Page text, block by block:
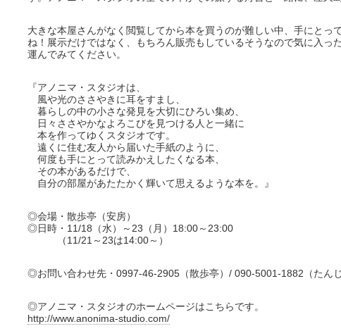
大きな本屋さんがなく閲覧してから本を買うのが難しい中、手にとっ
ね！展示だけではなく、もちろん販売もしているそうなので気に入っ
運んでみてください。
『アノニマ・スタジオは、
風や光のささやきに耳をすまし、
暮らしの中の小さな発見を大切にひろい集め、
日々ささやかなよろこびを見つける人と一緒に
本を作ってゆくスタジオです。
遠くに住む友人から届いた手紙のように、
何度も手にとって読みかえしたくなる本、
その本があるだけで、
自分の部屋があたたかく輝いて思えるような本を。』
◎会場・散歩亭（安房）
◎日時・11/18（水）～23（月）18:00～23:00
（11/21～23は14:00～）
◎お問い合わせ先・0997-46-2905（散歩亭）/ 090-5001-1882（たん
◎アノニマ・スタジオのホームページはこちらです。
http://www.anonima-studio.com/